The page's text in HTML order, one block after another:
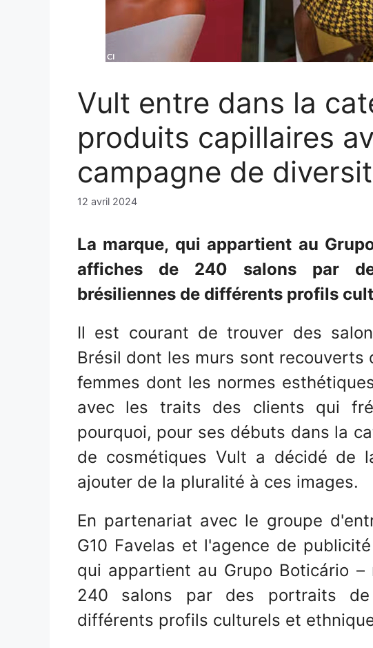
Vult entre dans la
produits capillaires
campagne de
12 avril 2024
La marque, qui appartient au
affiches de 240 salons par
brésiliennes de différents profils
Il est courant de trouver des
Brésil dont les murs sont
femmes dont les normes
avec les traits des clients qui
pourquoi, pour ses débuts dans la
de cosmétiques Vult a décidé de
ajouter de la pluralité à ces images.
En partenariat avec le groupe
G10 Favelas et l'agence de
qui appartient au Grupo Boticário
240 salons par des portraits de
différents profils culturels et